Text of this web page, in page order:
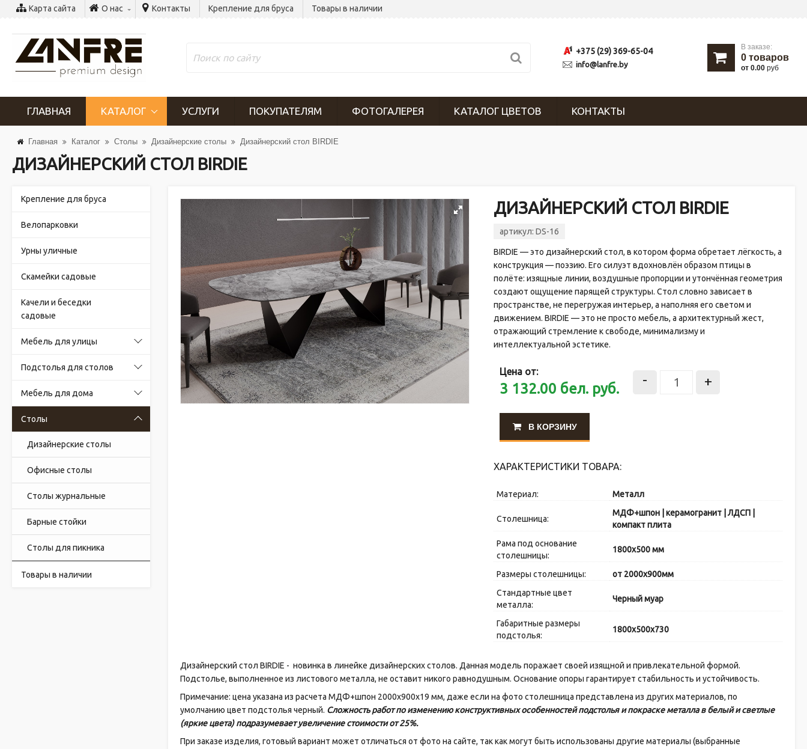
Карта сайта О нас Контакты Крепление для бруса Товары в наличии
+375 (29) 369-65-04
info@lanfre.by
В заказе:
0 товаров
от 0.00 руб
ГЛАВНАЯ КАТАЛОГ УСЛУГИ ПОКУПАТЕЛЯМ ФОТОГАЛЕРЕЯ КАТАЛОГ ЦВЕТОВ КОНТАКТЫ
Главная Каталог Столы Дизайнерские столы Дизайнерский стол BIRDIE
ДИЗАЙНЕРСКИЙ СТОЛ BIRDIE
Крепление для бруса
Велопарковки
Урны уличные
Скамейки садовые
Качели и беседки
садовые
Мебель для улицы
Подстолья для столов
Мебель для дома
Столы
Дизайнерские столы
Офисные столы
Столы журнальные
Барные стойки
Cтолы для пикника
Товары в наличии
ДИЗАЙНЕРСКИЙ СТОЛ BIRDIE
артикул:DS-16
BIRDIE — это дизайнерский стол, в котором форма обретает лёгкость, а
конструкция — поэзию. Его силуэт вдохновлён образом птицы в
полёте: изящные линии, воздушные пропорции и утончённая геометрия
создают ощущение парящей структуры. Стол словно зависает в
пространстве, не перегружая интерьер, а наполняя его светом и
движением. BIRDIE — это не просто мебель, а архитектурный жест,
отражающий стремление к свободе, минимализму и
интеллектуальной эстетике.
Цена от:
3 132.00 бел. руб.
- +
В КОРЗИНУ
ХАРАКТЕРИСТИКИ ТОВАРА:
Материал: Металл
Столешница:
МДФ+шпон | керамогранит | ЛДСП |
компакт плита
Рама под основание
столешницы:
1800x500 мм
Размеры столешницы:
от 2000х900мм
Стандартные цвет
металла:
Черный муар
Габаритные размеры
подстолья:
1800x500x730
Дизайнерский стол BIRDIE - новинка в линейке дизайнерских столов. Данная модель поражает своей изящной и привлекательной формой.
Подстолье, выполненное из листового металла, не оставит никого равнодушным. Основание опоры гарантирует стабильность и устойчивость.
Примечание: цена указана из расчета МДФ+шпон 2000х900х19 мм, даже если на фото столешница представлена из других материалов, по
умолчанию цвет подстолья черный. Сложность работ по изменению конструктивных особенностей подстолья и покраске металла в белый и светлые
(яркие цвета) подразумевает увеличение стоимости от 25%.
При заказе изделия, готовый вариант может отличаться от фото на сайте, так как могут быть использованы другие материалы (выбранные